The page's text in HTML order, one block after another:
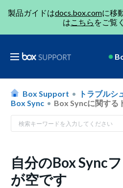
製品ガイドはdocs.box.comに移
はこちら をご覧
Box Support
トラブルシ
Box Sync
Box Syncに関する
自分のBox Sync
が空です